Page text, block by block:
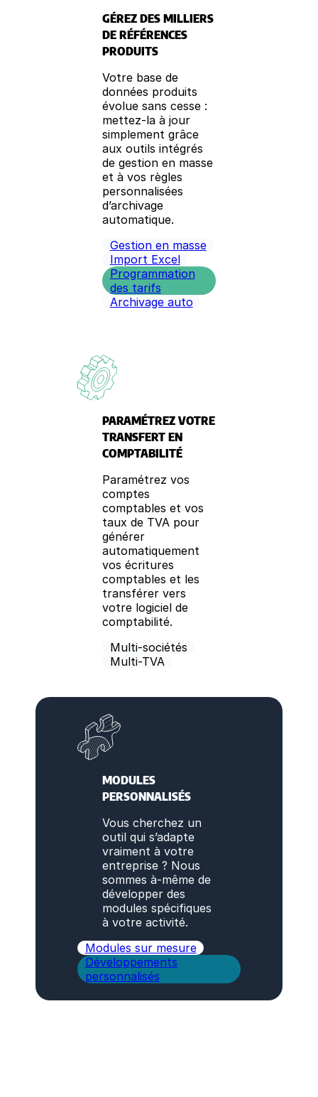
GÉREZ DES MILLIERS
DE RÉFÉRENCES
PRODUITS
Votre base de
données produits
évolue sans cesse :
mettez-la à jour
simplement grâce
aux outils intégrés
de gestion en masse
et à vos règles
personnalisées
d’archivage
automatique.
Gestion en masse
Import Excel
Programmation
des tarifs
Archivage auto
PARAMÉTREZ VOTRE
TRANSFERT EN
COMPTABILITÉ
Paramétrez vos
comptes
comptables et vos
taux de TVA pour
générer
automatiquement
vos écritures
comptables et les
transférer vers
votre logiciel de
comptabilité.
Multi-sociétés
Multi-TVA
MODULES
PERSONNALISÉS
Vous cherchez un
outil qui s’adapte
vraiment à votre
entreprise ? Nous
sommes à-même de
développer des
modules spécifiques
à votre activité.
Modules sur mesure
Développements
personnalisés